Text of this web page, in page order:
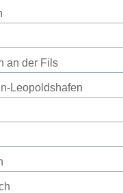
an der Fils
Leopoldshafen